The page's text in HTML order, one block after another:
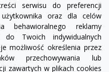
FacebookYouTubePinterest
serwisu do preferencji
oraz dla celów
behawioralnego reklamy
Twoich indywidualnych
możliwość określenia przez
przechowywania lub
zawartych w plikach cookies